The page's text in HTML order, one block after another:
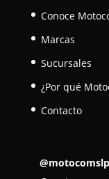
Conoce
Marcas
Sucursales
¿Por qué
Contacto
@motocomslp